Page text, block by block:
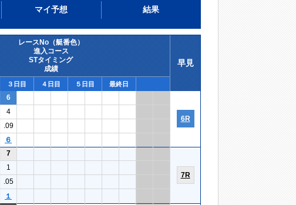
マイ予想 結果
レースNo（艇番色）
進入コース
STタイミング
成績
早見
３日目 ４日目 ５日目 最終日
6
6R
4
.09
６
7
7R
1
.05
１